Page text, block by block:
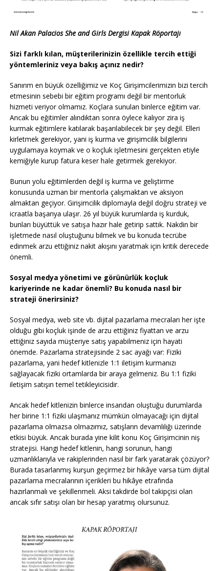
Nil Akan Palacios She and Girls Dergisi Kapak Röportajı
Sizi farklı kılan, müşterilerinizin özellikle tercih ettiği
yöntemleriniz veya bakış açınız nedir?
Sanırım en büyük özelliğimiz ve Koç Girişimcilerimizin bizi tercih
etmesinin sebebi bir eğitim programı değil bir mentorluk
hizmeti veriyor olmamız. Koçlara sunulan binlerce eğitim var.
Ancak bu eğitimler alındıktan sonra öylece kalıyor zira iş
kurmak eğitimlere katılarak başarılabilecek bir şey değil. Elleri
kirletmek gerekiyor, yani iş kurma ve girişimcilik bilgilerini
uygulamaya koymak ve o koçluk işletmesini gerçekten etiyle
kemiğiyle kurup fatura keser hale getirmek gerekiyor.
Bunun yolu eğitimlerden değil iş kurma ve geliştirme
konusunda uzman bir mentorla çalışmaktan ve aksiyon
almaktan geçiyor. Girişimcilik diplomayla değil doğru strateji ve
icraatla başarıya ulaşır. 26 yıl büyük kurumlarda iş kurduk,
bunları büyüttük ve satışa hazır hale getirip sattık. Nakdin bir
işletmede nasıl oluştuğunu bilmek ve bu konuda tecrübe
edinmek arzu ettiğiniz nakit akışını yaratmak için kritik derecede
önemli.
Sosyal medya yönetimi ve görünürlük koçluk
kariyerinde ne kadar önemli? Bu konuda nasıl bir
strateji önerirsiniz?
Sosyal medya, web site vb. dijital pazarlama mecraları her işte
olduğu gibi koçluk işinde de arzu ettiğiniz fiyattan ve arzu
ettiğiniz sayıda müşteriye satış yapabilmeniz için hayati
önemde. Pazarlama stratejisinde 2 sac ayağı var: Fiziki
pazarlama, yani hedef kitlenizle 1:1 iletişim kurmanızı
sağlayacak fiziki ortamlarda bir araya gelmeniz. Bu 1:1 fiziki
iletişim satışın temel tetikleyicisidir.
Ancak hedef kitlenizin binlerce insandan oluştuğu durumlarda
her birine 1:1 fiziki ulaşmanız mümkün olmayacağı için dijital
pazarlama olmazsa olmazımız, satışların devamlılığı üzerinde
etkisi büyük. Ancak burada yine kilit konu Koç Girişimcinin niş
stratejisi. Hangi hedef kitlenin, hangi sorunun, hangi
uzmanlıklarıyla ve rakiplerinden nasıl bir fark yaratarak çözüyor?
Burada tasarlanmış kurşun geçirmez bir hikâye varsa tüm dijital
pazarlama mecralarının içerikleri bu hikâye etrafında
hazırlanmalı ve şekillenmeli. Aksi takdirde bol takipçisi olan
ancak sıfır satışı olan bir hesap yaratmış olursunuz.